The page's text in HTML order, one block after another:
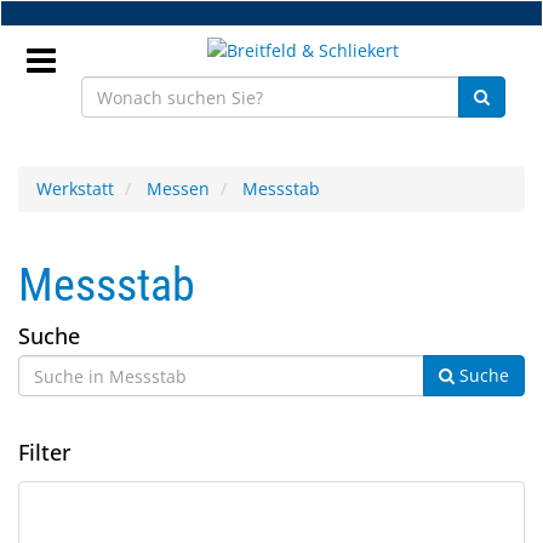
Zum
Hauptinhalt
springen
NEU
Brillenteile
Handelsware
Werkstatt Messen Messstab
Messstab
Suche
Suche
Filter